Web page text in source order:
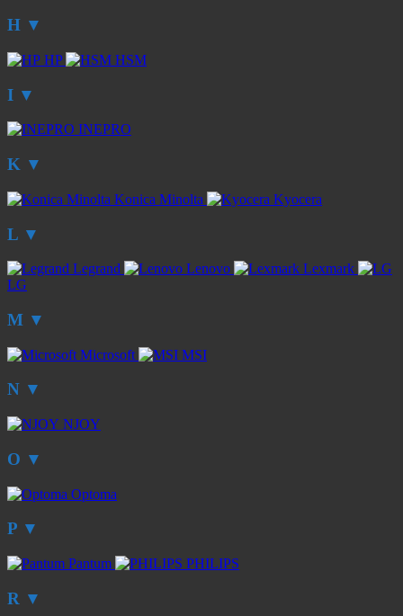
H ▼
HP HSM
I ▼
INEPRO
K ▼
Konica Minolta Kyocera
L ▼
Legrand Lenovo
Lexmark
LG
M ▼
Microsoft MSI
N ▼
NJOY
O ▼
Optoma
P ▼
Pantum PHILIPS
R ▼